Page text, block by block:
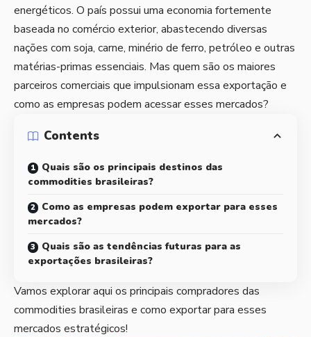
energéticos. O país possui uma economia fortemente
baseada no comércio exterior, abastecendo diversas
nações com soja, carne, minério de ferro, petróleo e outras
matérias-primas essenciais. Mas quem são os maiores
parceiros comerciais que impulsionam essa exportação e
como as empresas podem acessar esses mercados?
Contents
Quais são os principais destinos das
commodities brasileiras?
Como as empresas podem exportar para esses
mercados?
Quais são as tendências futuras para as
exportações brasileiras?
Vamos explorar aqui os principais compradores das
commodities brasileiras e como exportar para esses
mercados estratégicos!